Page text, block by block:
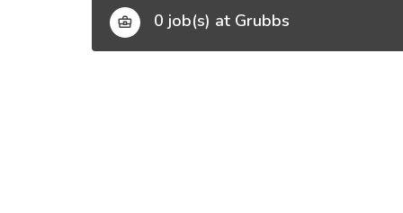
0 job(s) at Grubbs